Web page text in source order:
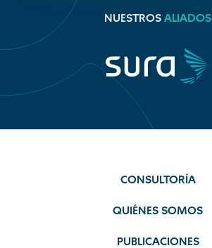
NUESTROS ALIADOS
CONSULTORÍA
QUIÉNES SOMOS
PUBLICACIONES